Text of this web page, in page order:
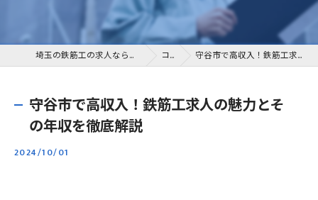
埼玉の鉄筋工の求人なら株式会社クライム・サクシード コラム 守谷市で高収入！鉄筋工求人の魅力とその年収を徹底解説
守谷市で高収入！鉄筋工求人の魅力とそ
の年収を徹底解説
2024/10/01